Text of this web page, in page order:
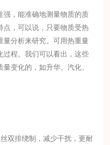
强，能准确地测量物质的质
点，可以说，只要物质受热
量分析来研究。可用热重量
过程。我们可以看出，这些
变化的，如升华、汽化、
双排绕制，减少干扰，更耐